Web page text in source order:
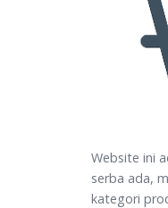
Website ini
serba ada,
kategori